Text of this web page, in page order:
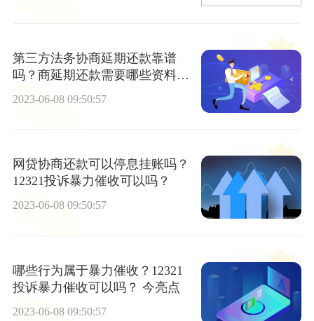
第三方法务协商延期还款靠谱
吗？商延期还款需要哪些资料？
2023-06-08 09:50:57
网贷协商还款可以停息挂账吗？
12321投诉暴力催收可以吗？
2023-06-08 09:50:57
哪些行为属于暴力催收？12321
投诉暴力催收可以吗？ 今亮点
2023-06-08 09:50:57